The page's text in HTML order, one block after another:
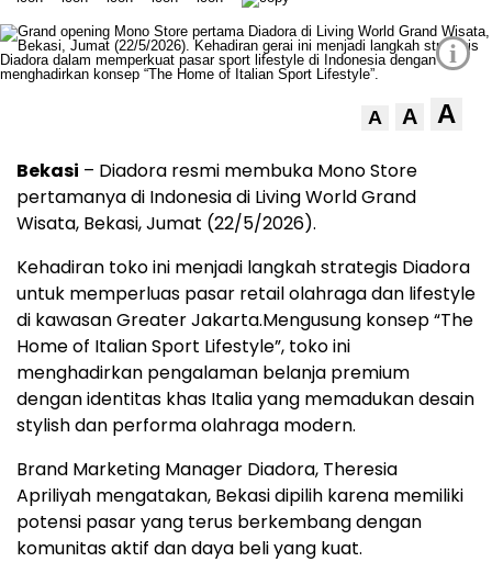
i
A A A
Bekasi – Diadora resmi membuka Mono Store
pertamanya di Indonesia di Living World Grand
Wisata, Bekasi, Jumat (22/5/2026).
Kehadiran toko ini menjadi langkah strategis Diadora
untuk memperluas pasar retail olahraga dan lifestyle
di kawasan Greater Jakarta.Mengusung konsep “The
Home of Italian Sport Lifestyle”, toko ini
menghadirkan pengalaman belanja premium
dengan identitas khas Italia yang memadukan desain
stylish dan performa olahraga modern.
Brand Marketing Manager Diadora, Theresia
Apriliyah mengatakan, Bekasi dipilih karena memiliki
potensi pasar yang terus berkembang dengan
komunitas aktif dan daya beli yang kuat.